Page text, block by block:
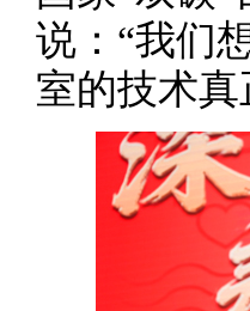
说：“我们
室的技术